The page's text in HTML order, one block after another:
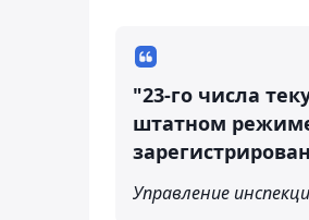
"23-го числа
штатном
Управление